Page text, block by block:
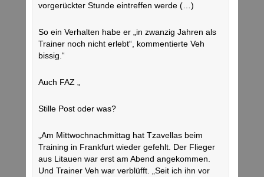
vorgerückter Stunde eintreffen werde (…)
So ein Verhalten habe er „in zwanzig Jahren als
Trainer noch nicht erlebt“, kommentierte Veh
bissig.“
Auch FAZ „
Stille Post oder was?
„Am Mittwochnachmittag hat Tzavellas beim
Training in Frankfurt wieder gefehlt. Der Flieger
aus Litauen war erst am Abend angekommen.
Und Trainer Veh war verblüfft. „Seit ich ihn vor